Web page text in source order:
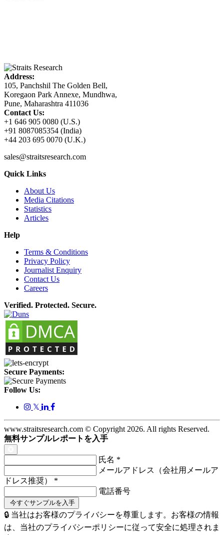
Address:
105, Panchshil The Golden Bell,
Koregaon Park Annexe, Mundhwa,
Pune, Maharashtra 411036
Contact Us:
+1 646 905 0080 (U.S.)
+91 8087085354 (India)
+44 203 695 0070 (U.K.)
sales@straitsresearch.com
Quick Links
About Us
Media Citations
Statistics
Articles
Help
Terms & Conditions
Privacy Policy
Journalist Enquiry
Contact Us
Careers
Verified. Protected. Secure.
Secure Payments:
Follow Us:
𝕏
www.straitsresearch.com © Copyright 2026. All rights Reserved.
無料サンプルレポートを入手
氏名 *
メールアドレス（会社用メールア
ドレス推奨） *
電話番号
🔒 当社はお客様のプライバシーを尊重します。お客様の情報
は、当社のプライバシーポリシーに従って安全に処理されま